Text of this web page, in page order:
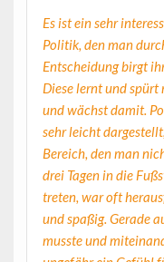
Es ist ein sehr
Politik, den man
Entscheidung birgt
Diese lernt und
und wächst damit.
sehr leicht
Bereich, den man
drei Tagen in die
treten, war oft
und spaßig. Gerade
musste und